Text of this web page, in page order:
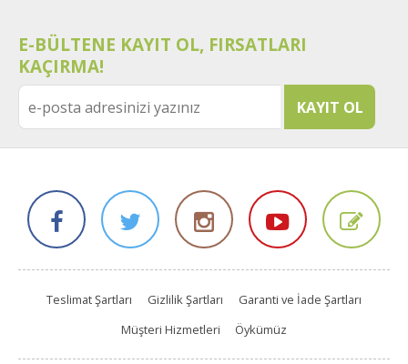
E-BÜLTENE KAYIT OL, FIRSATLARI
KAÇIRMA!
Teslimat Şartları Gizlilik Şartları
Garanti ve İade Şartları
Müşteri Hizmetleri
Öykümüz